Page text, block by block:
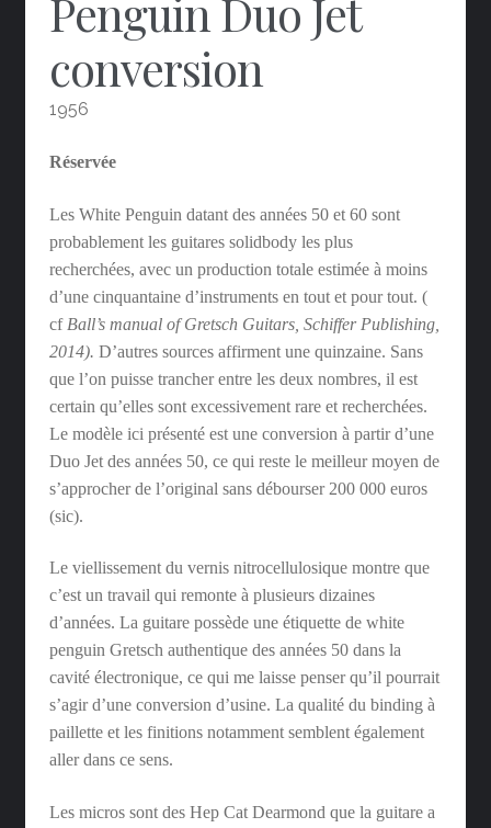
Penguin Duo Jet
conversion
1956
Réservée
Les White Penguin datant des années 50 et 60 sont
probablement les guitares solidbody les plus
recherchées, avec un production totale estimée à moins
d’une cinquantaine d’instruments en tout et pour tout. (
cf Ball’s manual of Gretsch Guitars, Schiffer Publishing,
2014).D’autres sources affirment une quinzaine. Sans
que l’on puisse trancher entre les deux nombres, il est
certain qu’elles sont excessivement rare et recherchées.
Le modèle ici présenté est une conversion à partir d’une
Duo Jet des années 50, ce qui reste le meilleur moyen de
s’approcher de l’original sans débourser 200 000 euros
(sic).
Le viellissement du vernis nitrocellulosique montre que
c’est un travail qui remonte à plusieurs dizaines
d’années. La guitare possède une étiquette de white
penguin Gretsch authentique des années 50 dans la
cavité électronique, ce qui me laisse penser qu’il pourrait
s’agir d’une conversion d’usine. La qualité du binding à
paillette et les finitions notamment semblent également
aller dans ce sens.
Les micros sont des Hep Cat Dearmond que la guitare a